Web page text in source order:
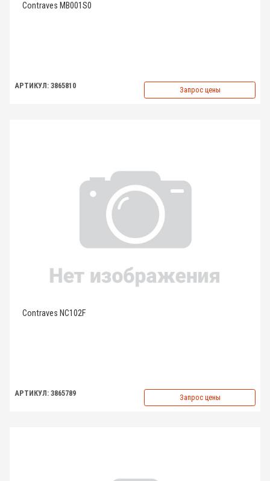
Contraves MB001S0
АРТИКУЛ: 3865810 Запрос цены
Contraves NC102F
АРТИКУЛ: 3865789 Запрос цены